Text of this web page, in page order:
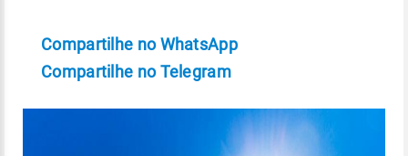
Compartilhe no WhatsApp
Compartilhe no Telegram